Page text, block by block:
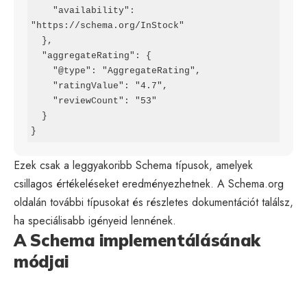
"https://schema.org/InStock"
}
Ezek csak a leggyakoribb Schema típusok, amelyek
csillagos értékeléseket eredményezhetnek. A Schema.org
oldalán további típusokat és részletes dokumentációt találsz,
ha speciálisabb igényeid lennének.
A Schema implementálásának
módjai